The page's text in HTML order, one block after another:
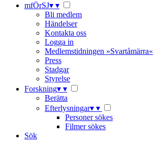
mfÖrSJ▾ ▾
Bli medlem
Händelser
Kontakta oss
Logga in
Medlemstidningen »Svartåmärra«
Press
Stadgar
Styrelse
Forskning▾ ▾
Berätta
Efterlysningar▾ ▾
Personer sökes
Filmer sökes
Sök